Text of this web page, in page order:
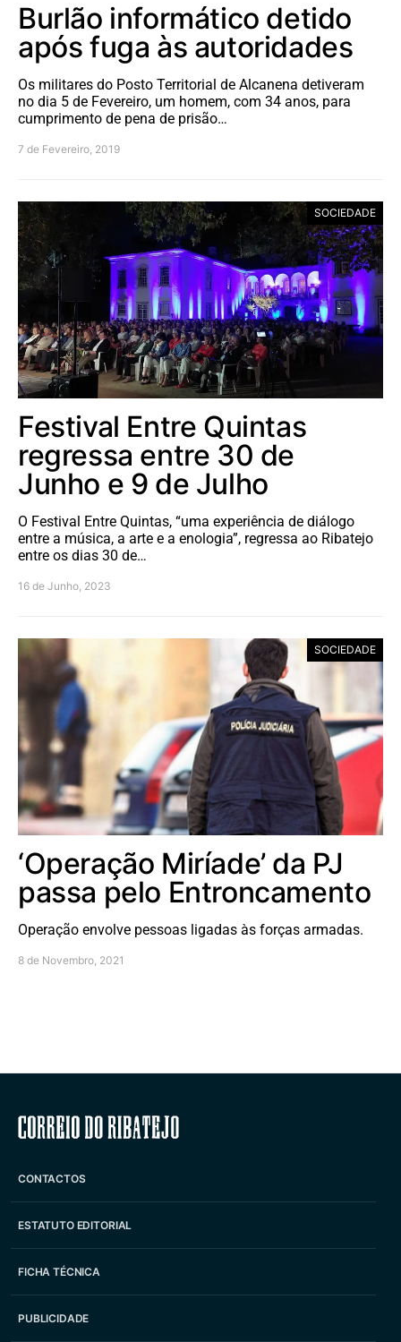
Burlão informático detido
após fuga às autoridades
Os militares do Posto Territorial de Alcanena detiveram
no dia 5 de Fevereiro, um homem, com 34 anos, para
cumprimento de pena de prisão…
7 de Fevereiro, 2019
SOCIEDADE
Festival Entre Quintas
regressa entre 30 de
Junho e 9 de Julho
O Festival Entre Quintas, “uma experiência de diálogo
entre a música, a arte e a enologia”, regressa ao Ribatejo
entre os dias 30 de…
16 de Junho, 2023
SOCIEDADE
‘Operação Miríade’ da PJ
passa pelo Entroncamento
Operação envolve pessoas ligadas às forças armadas.
8 de Novembro, 2021
Correio do Ribatejo
CONTACTOS
ESTATUTO EDITORIAL
FICHA TÉCNICA
PUBLICIDADE